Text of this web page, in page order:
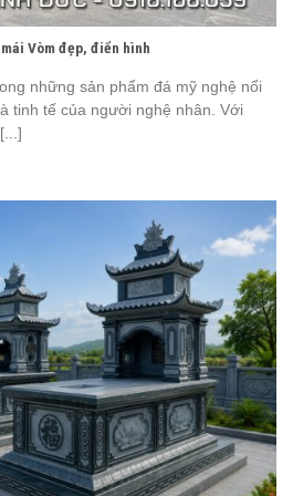
Vòm đẹp, điển hình
những sản phẩm đá mỹ nghệ nổi
tinh tế của người nghệ nhân. Với